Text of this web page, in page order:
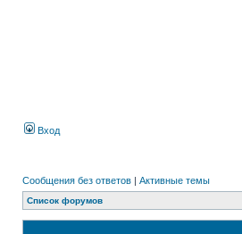
Вход
Сообщения без ответов | Активные темы
Список форумов